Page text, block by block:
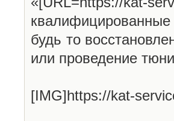
будь то
или проведение
[IMG]https://kat-